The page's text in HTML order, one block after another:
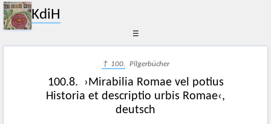
KdiH
☰
↑ 100. Pilgerbücher
100.8. ›Mirabilia Romae vel potius
Historia et descriptio urbis Romae‹,
deutsch